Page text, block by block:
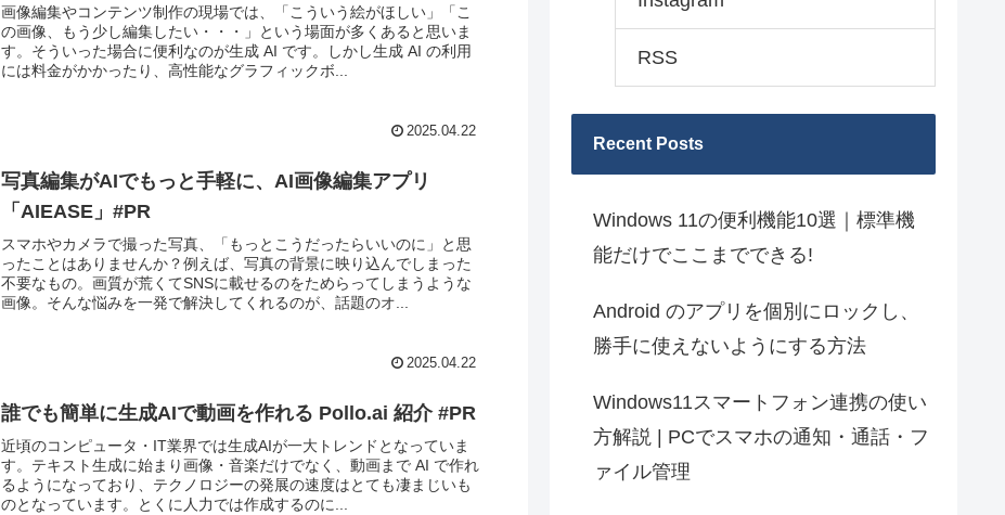
画像編集やコンテンツ制作の現場では、「こういう絵がほしい」「こ
の画像、もう少し編集したい・・・」という場面が多くあると思いま
す。そういった場合に便利なのが生成 AI です。しかし生成 AI の利用
には料金がかかったり、高性能なグラフィックボ...
2025.04.22
写真編集がAIでもっと手軽に、AI画像編集アプリ
「AIEASE」#PR
スマホやカメラで撮った写真、「もっとこうだったらいいのに」と思
ったことはありませんか？例えば、写真の背景に映り込んでしまった
不要なもの。画質が荒くてSNSに載せるのをためらってしまうような
画像。そんな悩みを一発で解決してくれるのが、話題のオ...
2025.04.22
誰でも簡単に生成AIで動画を作れる Pollo.ai 紹介 #PR
近頃のコンピュータ・IT業界では生成AIが一大トレンドとなっていま
す。テキスト生成に始まり画像・音楽だけでなく、動画まで AI で作れ
るようになっており、テクノロジーの発展の速度はとても凄まじいも
のとなっています。とくに人力では作成するのに...
RSS
Recent Posts
Windows 11の便利機能10選｜標準機
能だけでここまでできる!
Android のアプリを個別にロックし、
勝手に使えないようにする方法
Windows11スマートフォン連携の使い
方解説 | PCでスマホの通知・通話・フ
ァイル管理